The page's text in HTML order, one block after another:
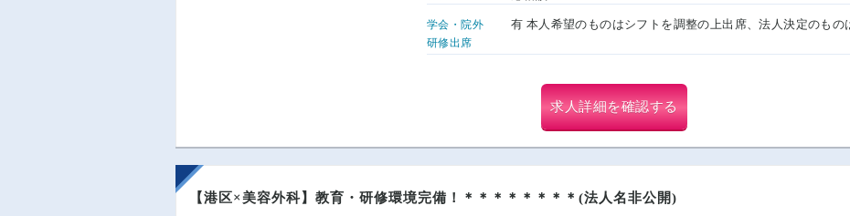
学会・院外
研修出席
有 本人希望のものはシフトを調整の上出席、法人決定のもの
求人詳細を確認する
【港区×美容外科】教育・研修環境完備！＊＊＊＊＊＊＊＊(法人名非公開)